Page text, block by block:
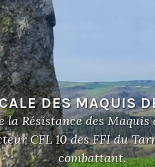
DES MAQUIS
Résistance des Maquis
CFL 10 des FFI du
combattant.